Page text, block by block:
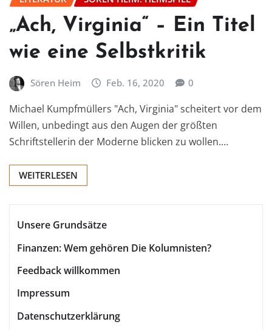
„Ach, Virginia“ – Ein Titel
wie eine Selbstkritik
Sören Heim Feb. 16, 2020 0
Michael Kumpfmüllers "Ach, Virginia" scheitert vor dem
Willen, unbedingt aus den Augen der größten
Schriftstellerin der Moderne blicken zu wollen.…
WEITERLESEN
Unsere Grundsätze
Finanzen: Wem gehören Die Kolumnisten?
Feedback willkommen
Impressum
Datenschutzerklärung